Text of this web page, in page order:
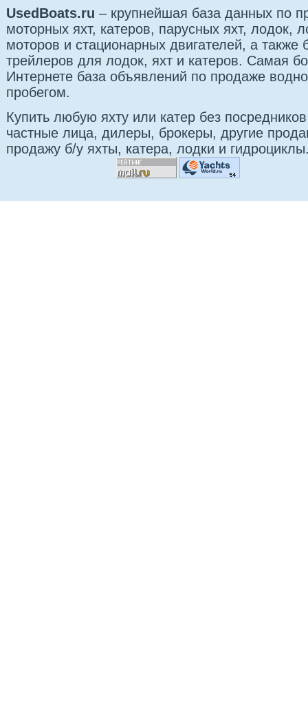
UsedBoats.ru – крупнейшая база данных по
моторных яхт, катеров, парусных яхт, лодок,
моторов и стационарных двигателей, а также
трейлеров для лодок, яхт и катеров. Самая
Интернете база объявлений по продаже
пробегом.
Купить любую яхту или катер без
частные лица, дилеры, брокеры, другие
продажу б/у яхты, катера, лодки и